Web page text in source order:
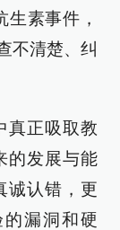
生素事件，
不清楚、纠
真正吸取教
的发展与能
诚认错，更
漏洞和硬